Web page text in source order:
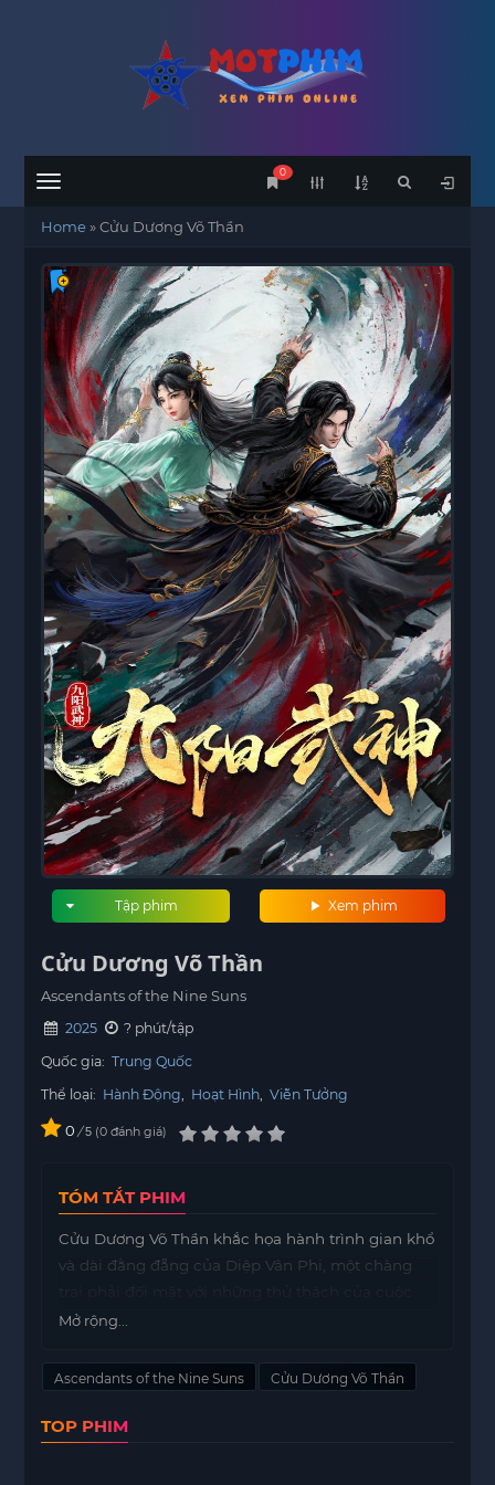
Menu
0
Home»Cửu Dương Võ Thần
Xem phim
Tập phim
Cửu Dương Võ Thần
Ascendants of the Nine Suns
2025
? phút/tập
Quốc gia: Trung Quốc
Thể loại: Hành Động Hoạt Hình Viễn Tưởng
0 / 5 0 đánh giá
TÓM TẮT PHIM
Cửu Dương Võ Thần khắc họa hành trình gian khổ
và dài đằng đẵng của Diệp Vân Phi, một chàng
đời.
cung bậc cảm xúc, từ đau khổ đến phản bội. Để
hai kiếp người, đối mặt với vô vàn chông gai.
Mở rộng...
Ascendants of the Nine Suns Cửu Dương Võ Thần
TOP PHIM